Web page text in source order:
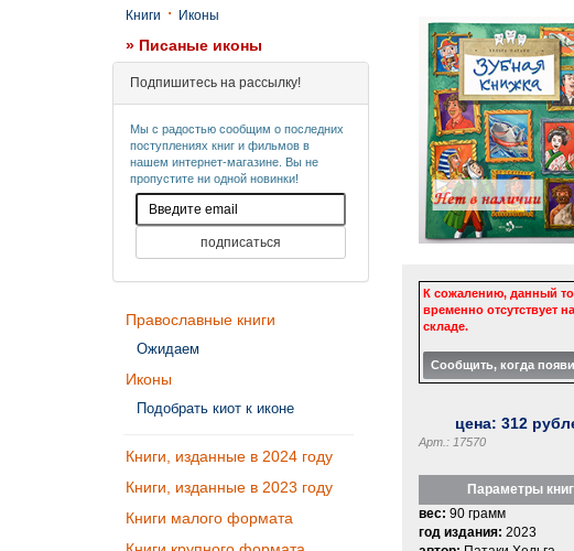
Книги · Иконы
» Писаные иконы
Подпишитесь на рассылку!
Мы с радостью сообщим о последних
поступлениях книг и фильмов в
нашем интернет-магазине. Вы не
пропустите ни одной новинки!
Православные книги
Ожидаем
Иконы
Подобрать киот к иконе
Книги, изданные в 2024 году
Книги, изданные в 2023 году
Книги малого формата
К сожалению, данный
временно отсутствует на
складе.
цена:312
Арт.: 17570
Параметры
вес: 90 грамм
год издания: 2023